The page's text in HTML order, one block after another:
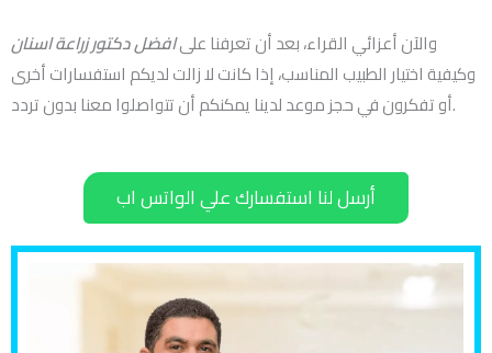
والآن أعزائي القراء، بعد أن تعرفنا علىافضل دكتور زراعة اسنان
وكيفية اختيار الطبيب المناسب، إذا كانت لا زالت لديكم استفسارات أخرى
أو تفكرون في حجز موعد لدينا يمكنكم أن تتواصلوا معنا بدون تردد.
أرسل لنا استفسارك علي الواتس اب